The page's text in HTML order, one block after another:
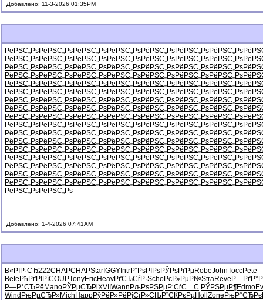
Добавлено: 11-3-2026 01:35PM
РёРЅС„РѕРёРЅС„РѕРёРЅС„РѕРёРЅС„РѕРёРЅС„РѕРёРЅС„РѕРёРЅС„Рѕ
РёРЅС„РѕРёРЅС„РѕРёРЅС„РѕРёРЅС„РѕРёРЅС„РѕРёРЅС„РѕРёРЅС„Рѕ
РёРЅС„РѕРёРЅС„РѕРёРЅС„РѕРёРЅС„РѕРёРЅС„РѕРёРЅС„РѕРёРЅС„Рѕ
РёРЅС„РѕРёРЅС„РѕРёРЅС„РѕРёРЅС„РѕРёРЅС„РѕРёРЅС„РѕРёРЅС„Рѕ
РёРЅС„РѕРёРЅС„РѕРёРЅС„РѕРёРЅС„РѕРёРЅС„РѕРёРЅС„РѕРёРЅС„Рѕ
РёРЅС„РѕРёРЅС„РѕРёРЅС„РѕРёРЅС„РѕРёРЅС„РѕРёРЅС„РѕРёРЅС„Рѕ
РёРЅС„РѕРёРЅС„РѕРёРЅС„РѕРёРЅС„РѕРёРЅС„РѕРёРЅС„РѕРёРЅС„Рѕ
РёРЅС„РѕРёРЅС„РѕРёРЅС„РѕРёРЅС„РѕРёРЅС„РѕРёРЅС„РѕРёРЅС„Рѕ
РёРЅС„РѕРёРЅС„РѕРёРЅС„РѕРёРЅС„РѕРёРЅС„РѕРёРЅС„РѕРёРЅС„Рѕ
РёРЅС„РѕРёРЅС„РѕРёРЅС„РѕРёРЅС„РѕРёРЅС„РѕРёРЅС„РѕРёРЅС„Рѕ
РёРЅС„РѕРёРЅС„РѕРёРЅС„РѕРёРЅС„РѕРёРЅС„РѕРёРЅС„РѕРёРЅС„Рѕ
РёРЅС„РѕРёРЅС„РѕРёРЅС„РѕРёРЅС„РѕРёРЅС„РѕРёРЅС„РѕРёРЅС„Рѕ
РёРЅС„РѕРёРЅС„РѕРёРЅС„РѕРёРЅС„РѕРёРЅС„РѕРёРЅС„РѕРёРЅС„Рѕ
РёРЅС„РѕРёРЅС„РѕРёРЅС„РѕРёРЅС„РѕРёРЅС„РѕРёРЅС„РѕРёРЅС„Рѕ
РёРЅС„РѕРёРЅС„РѕРёРЅС„РѕРёРЅС„РѕРёРЅС„РѕРёРЅС„РѕРёРЅС„Рѕ
РёРЅС„РѕРёРЅС„РѕРёРЅС„РѕРёРЅС„РѕРёРЅС„РѕРёРЅС„РѕРёРЅС„Рѕ
РёРЅС„РѕРёРЅС„РѕРёРЅС„РѕРёРЅС„РѕРёРЅС„РѕРёРЅС„РѕРёРЅС„Рѕ
РёРЅС„РѕРёРЅС„Рѕ
Добавлено: 1-4-2026 07:41AM
В«РІР·СЂ222CHAPCHAPStar IGGY IntrР“РѕРІРѕРЎРѕРґРµRobeJohnToccPete
Bete РћРґРІРїCOUPTonyEricHeavРґСЂСѓР·SchoРєР»РµР№StraReve
Р—Р°СЂРё ManoРЎРµСЂРіXVII Wann РљРѕРЅРµР‘СѓС…С‚ РЎРЅРµР¶Edmo
Wind РњРµСЂР»Mich HappРўРёР»Рё РјСѓР»СЊР”СЌРєРµHoll Zone РњР°СЂРє